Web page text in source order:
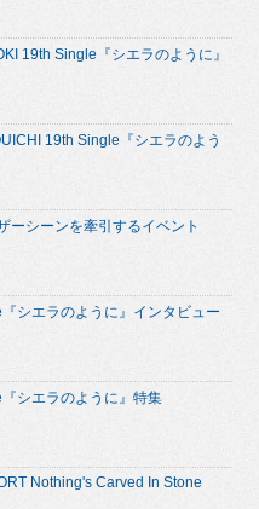
19th Single『シエラのように』
19th Single『シエラのよう
ーシーンを牽引するイベント
シエラのように』インタビュー
シエラのように』特集
Nothing's Carved In Stone